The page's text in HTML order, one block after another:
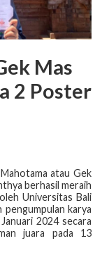
Mas
2 Poster
atau Gek
berhasil meraih
Universitas Bali
karya
2024 secara
juara pada 13